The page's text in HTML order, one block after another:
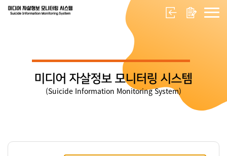
미디어 자살정보 모니터링 시스템
(Suicide Information Monitoring System)